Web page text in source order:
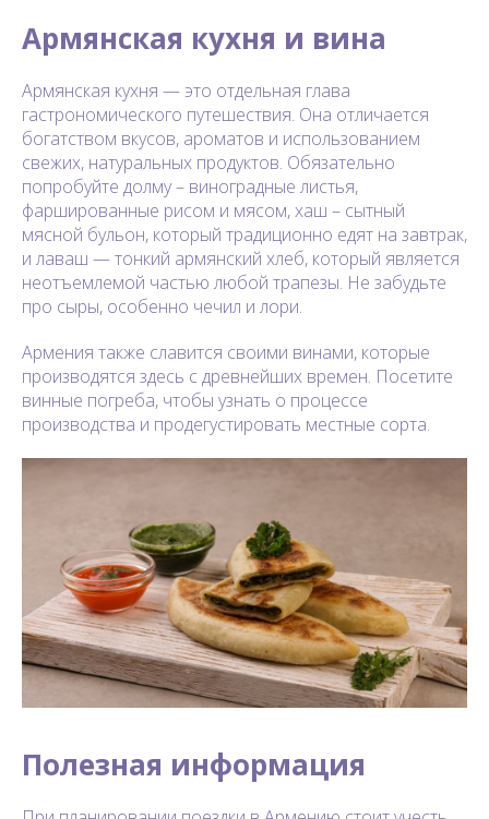
Армянская кухня и вина
Армянская кухня — это отдельная глава
гастрономического путешествия. Она отличается
богатством вкусов, ароматов и использованием
свежих, натуральных продуктов. Обязательно
попробуйте долму – виноградные листья,
фаршированные рисом и мясом, хаш – сытный
мясной бульон, который традиционно едят на завтрак,
и лаваш — тонкий армянский хлеб, который является
неотъемлемой частью любой трапезы. Не забудьте
про сыры, особенно чечил и лори.
Армения также славится своими винами, которые
производятся здесь с древнейших времен. Посетите
винные погреба, чтобы узнать о процессе
производства и продегустировать местные сорта.
Полезная информация